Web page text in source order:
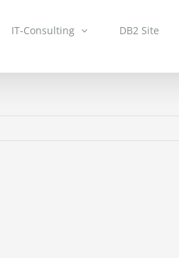
IT-Consulting DB2 Site